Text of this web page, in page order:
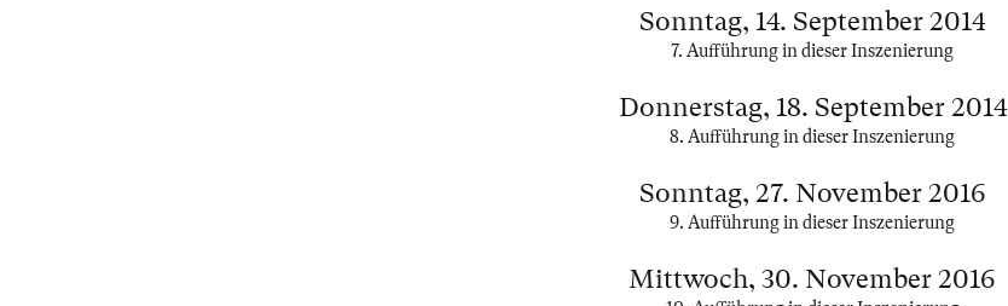
Sonntag, 14. September 2014
7. Aufführung in dieser Inszenierung
Donnerstag, 18. September 2014
8. Aufführung in dieser Inszenierung
Sonntag, 27. November 2016
9. Aufführung in dieser Inszenierung
Mittwoch, 30. November 2016